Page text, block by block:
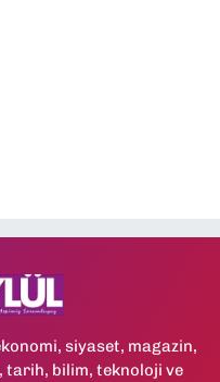
siyaset, magazin,
tarih, bilim, teknoloji ve